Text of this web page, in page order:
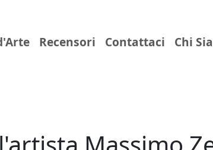
Recensori Contattaci Chi